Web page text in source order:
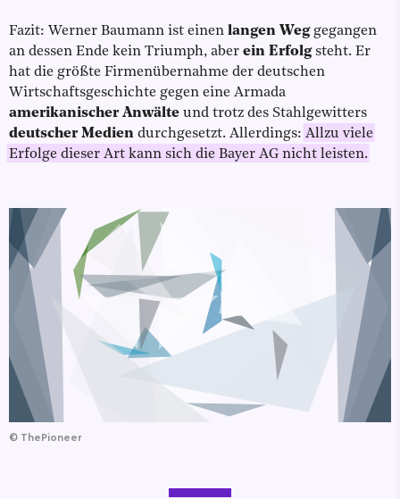
Fazit: Werner Baumann ist einen langen Weggegangen
an dessen Ende kein Triumph, aber ein Erfolgsteht. Er
hat die größte Firmenübernahme der deutschen
Wirtschaftsgeschichte gegen eine Armada
amerikanischer Anwälte und trotz des Stahlgewitters
deutscher Medien durchgesetzt. Allerdings: Allzu viele
Erfolge dieser Art kann sich die Bayer AG nicht leisten.
© ThePioneer